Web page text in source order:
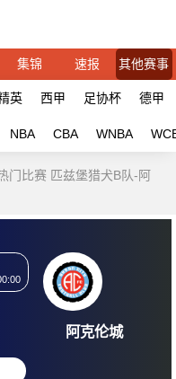
集锦 速报 其他赛事
英 西甲 足协杯 德甲
NBA CBA WNBA
门比赛 匹兹堡猎犬B队-阿
08 07:00:00